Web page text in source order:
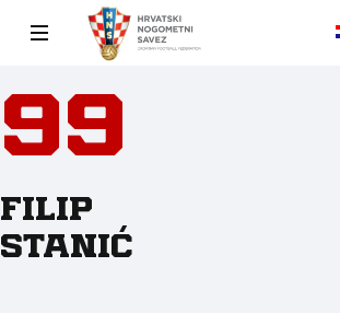
99
Filip
Stanić